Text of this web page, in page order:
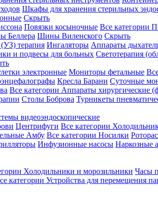
Шкафы для хранения стерильных
Скрыть
Повязки косыночные Все категории
Беллера Шины Виленского Скрыть
(УЗ) терапия Ингаляторы Аппараты
и подвесы для больных Светотерапия
электронные Мониторы фетальные
Кресла Барани Суточные
Все категории Аппараты хирургические
Столы Боброва Турникеты
видеоэндоскопические
Центрифуги Все категории
Амбу Все категории Носилки
Инфузионные насосы Наркозные
Холодильники и морозильники Часы
категории Устройства для перемещения